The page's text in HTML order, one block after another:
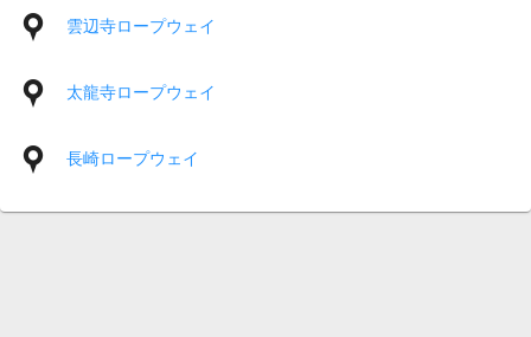
雲辺寺ロープウェイ
太龍寺ロープウェイ
長崎ロープウェイ